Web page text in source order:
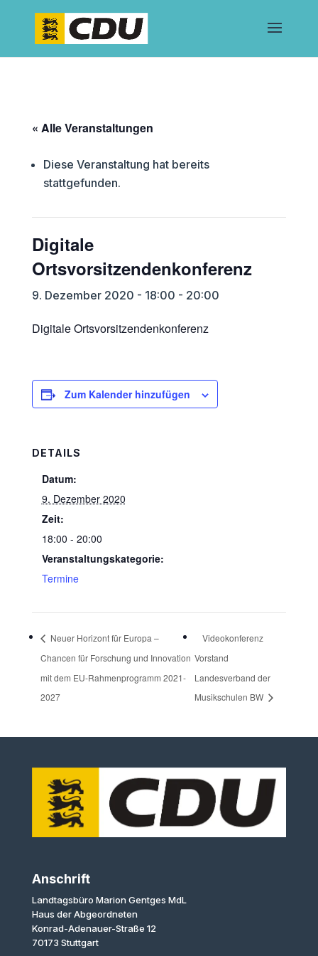
« Alle Veranstaltungen
Diese Veranstaltung hat bereits
stattgefunden.
Digitale
Ortsvorsitzendenkonferenz
9. Dezember 2020 - 18:00 - 20:00
Digitale Ortsvorsitzendenkonferenz
Zum Kalender hinzufügen
DETAILS
Datum:
9. Dezember 2020
Zeit:
18:00 - 20:00
Veranstaltungskategorie:
Termine
Neuer Horizont für Europa –
Chancen für Forschung und Innovation
mit dem EU-Rahmenprogramm 2021-
2027
Videokonferenz
Vorstand
Landesverband der
Musikschulen BW
Anschrift
Landtagsbüro Marion Gentges MdL
Haus der Abgeordneten
Konrad-Adenauer-Straße 12
70173 Stuttgart